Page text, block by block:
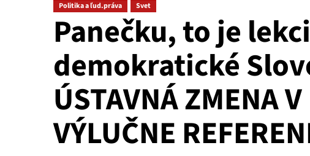
Politika a ľud.práva Svet
Panečku, to je
demokratické
ÚSTAVNÁ ZMENA
VÝLUČNE